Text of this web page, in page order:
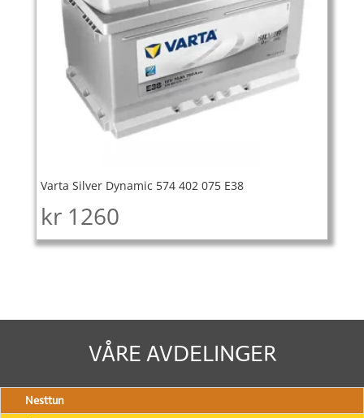
Varta Silver Dynamic 574 402 075 E38
kr 1260
VÅRE AVDELINGER
Nesttun